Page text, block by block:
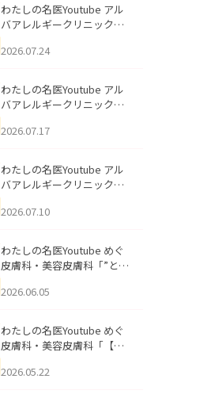
わたしの名医Youtube アル
バアレルギークリニック札
える男性へ｜医師が教える
公開いたしました。
2026.07.24
わたしの名医Youtube アル
バアレルギークリニック札
跡にVビームは効く？向いて
説」を公開いたしました。
2026.07.17
わたしの名医Youtube アル
バアレルギークリニック札
医師が明かす副作用・リバ
公開いたしました。
2026.07.10
わたしの名医Youtube めぐ
皮膚科・美容皮膚科「”とお
ッズの肌悩みに本気で答え
た。
2026.06.05
わたしの名医Youtube めぐ
皮膚科・美容皮膚科「【ヒ
用】ハイブリッド注入を美
2026.05.22